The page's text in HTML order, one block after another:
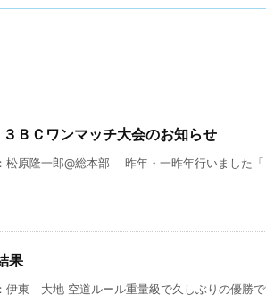
３ＢＣワンマッチ大会のお知らせ
松原隆一郎@総本部 昨年・一昨年行いました
果
伊東 大地 空道ルール重量級で久しぶりの優勝